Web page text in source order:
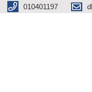
010401197